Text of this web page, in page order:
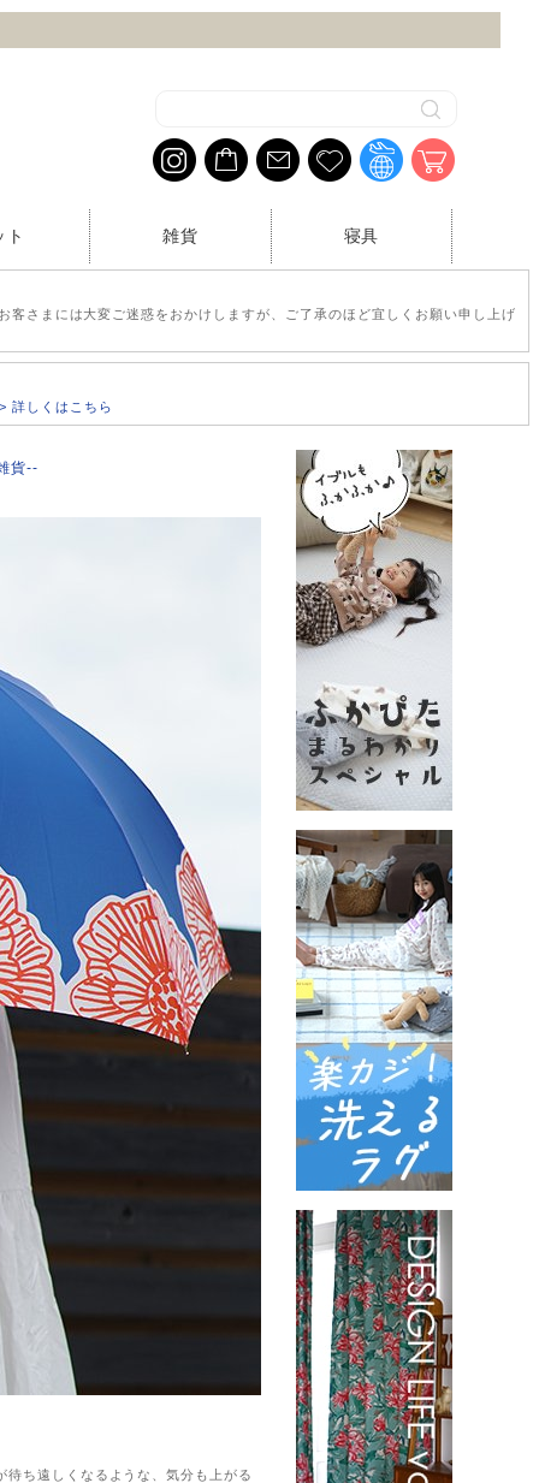
ト 雑貨 寝具
さまには大変ご迷惑をおかけしますが、ご了承のほど宜しくお願い申し上げ
詳しくはこちら
貨--
ち遠しくなるような、気分も上がる